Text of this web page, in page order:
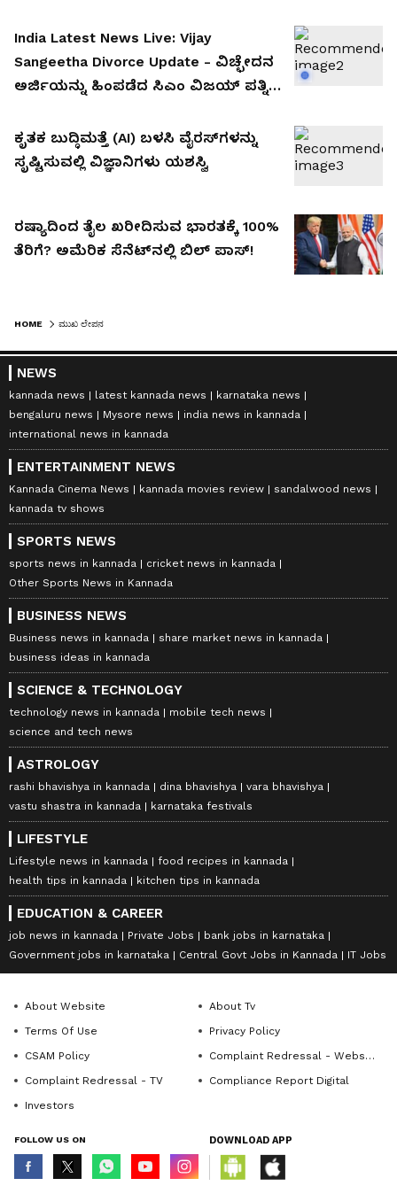
India Latest News Live: Vijay
Sangeetha Divorce Update - ವಿಚ್ಛೇದನ
ಅರ್ಜಿಯನ್ನು ಹಿಂಪಡೆದ ಸಿಎಂ ವಿಜಯ್ ಪತ್ನಿ
ರಿಲೇಷನ್ ನಿಜನಾ?
ಕೃತಕ ಬುದ್ಧಿಮತ್ತೆ (AI) ಬಳಸಿ ವೈರಸ್‌ಗಳನ್ನು
ಸೃಷ್ಟಿಸುವಲ್ಲಿ ವಿಜ್ಞಾನಿಗಳು ಯಶಸ್ವಿ
ರಷ್ಯಾದಿಂದ ತೈಲ ಖರೀದಿಸುವ ಭಾರತಕ್ಕೆ 100%
ತೆರಿಗೆ? ಅಮೆರಿಕ ಸೆನೆಟ್‌ನಲ್ಲಿ ಬಿಲ್ ಪಾಸ್!
HOME ಮುಖ ಲೇಪನ
NEWS
kannada news latest kannada news
karnataka news
bengaluru news
Mysore news
india news in kannada
international news in kannada
ENTERTAINMENT NEWS
Kannada Cinema News kannada movies review
sandalwood news
kannada tv shows
SPORTS NEWS
sports news in kannada
cricket news in kannada
Other Sports News in Kannada
BUSINESS NEWS
Business news in kannada
share market news in kannada
business ideas in kannada
SCIENCE & TECHNOLOGY
technology news in kannada
mobile tech news
science and tech news
ASTROLOGY
rashi bhavishya in kannada dina bhavishya
vara bhavishya
vastu shastra in kannada
karnataka festivals
LIFESTYLE
Lifestyle news in kannada
food recipes in kannada
health tips in kannada
kitchen tips in kannada
EDUCATION & CAREER
job news in kannada Private Jobs
bank jobs in karnataka
Government jobs in karnataka
Central Govt Jobs in Kannada IT Jobs
About Website
About Tv
Terms Of Use
Privacy Policy
CSAM Policy
Complaint Redressal - Website
Complaint Redressal - TV
Compliance Report Digital
Investors
FOLLOW US ON DOWNLOAD APP